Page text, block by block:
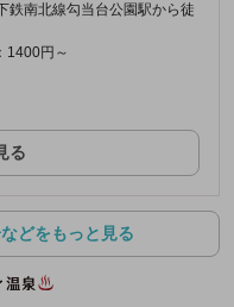
鉄南北線勾当台公園駅から徒
1400円～
る
どをもっと見る